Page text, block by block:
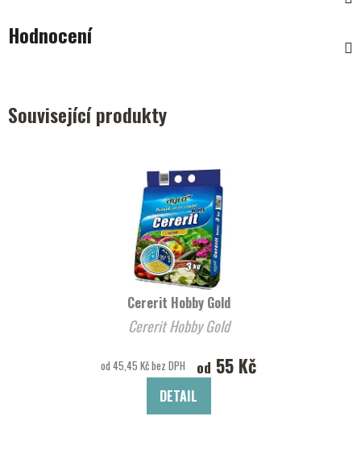
Hodnocení
Související produkty
Cererit Hobby Gold
Cererit Hobby Gold
od 45,45 Kč bez DPH od 55 Kč
DETAIL